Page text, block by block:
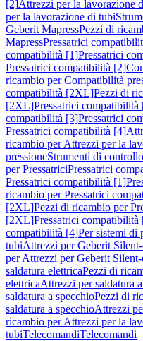
[2]Attrezzi per la lavorazione
per la lavorazione di tubi
Geberit MapressPezzi di
MapressPressatrici
compatibilità [1]Pressatrici
Pressatrici compatibilità [2]
ricambio per Compatibilità
compatibilità [2XL]Pezzi di
[2XL]Pressatrici compatibilità
compatibilità [3]Pressatrici
Pressatrici compatibilità [4]
ricambio per Attrezzi per la
pressioneStrumenti di controllo
per PressatriciPressatrici
Pressatrici compatibilità [1]
ricambio per Pressatrici
[2XL]Pezzi di ricambio per
[2XL]Pressatrici compatibilità
compatibilità [4]Per sistemi di
tubiAttrezzi per Geberit
per Attrezzi per Geberit
saldatura elettricaPezzi di
elettricaAttrezzi per saldatura
saldatura a specchioPezzi di
saldatura a specchioAttrezzi
ricambio per Attrezzi per la
tubiTelecomandiTelecomandi